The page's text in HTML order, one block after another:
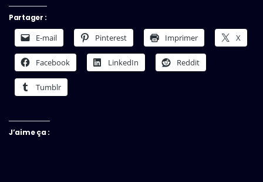
Partager :
E-mail Pinterest Imprimer X
Facebook LinkedIn Reddit
Tumblr
J’aime ça :